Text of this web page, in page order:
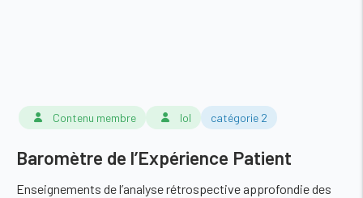
Contenu membre lol catégorie 2
Baromètre de l’Expérience Patient
Enseignements de l’analyse rétrospective approfondie des